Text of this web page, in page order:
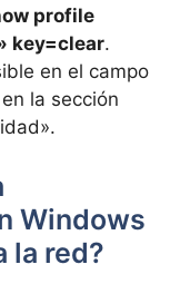
profile
key=clear.
en el campo
la sección
Windows
la red?